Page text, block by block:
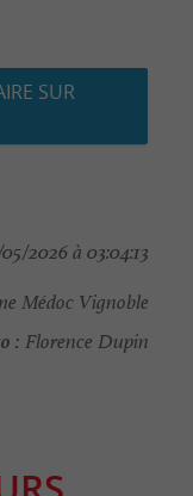
SUR
2026 à 03:04:13
Médoc Vignoble
: Florence Dupin